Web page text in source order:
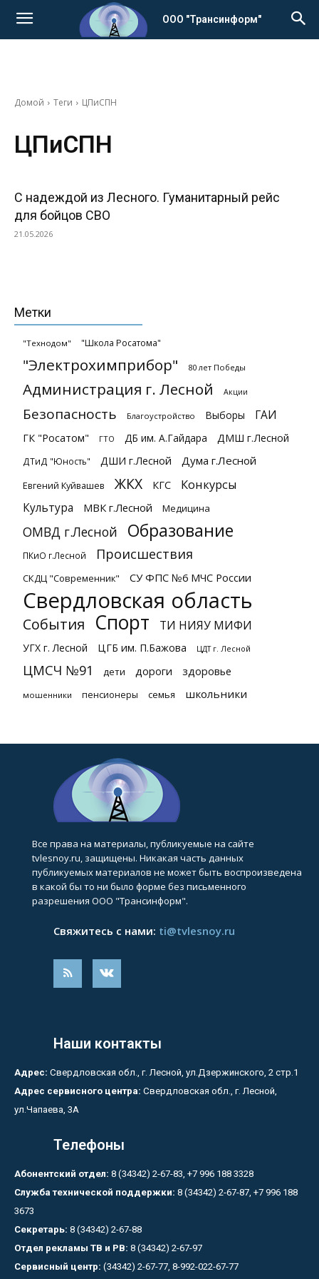
ООО "Трансинформ"
Домой Теги ЦПиСПН
ЦПиСПН
С надеждой из Лесного. Гуманитарный рейс
для бойцов СВО
21.05.2026
Метки
"Технодом" "Школа Росатома"
"Электрохимприбор" 80 лет Победы
Администрация г. Лесной Акции
Безопасность Благоустройство Выборы ГАИ
ГК "Росатом" ГТО ДБ им. А.Гайдара ДМШ г.Лесной
ДТиД "Юность" ДШИ г.Лесной Дума г.Лесной
Евгений Куйвашев ЖКХ КГС Конкурсы
Культура МВК г.Лесной Медицина
ОМВД г.Лесной Образование
ПКиО г.Лесной Происшествия
СКДЦ "Современник" СУ ФПС №6 МЧС России
Свердловская область
События Спорт ТИ НИЯУ МИФИ
УГХ г. Лесной ЦГБ им. П.Бажова ЦДТ г. Лесной
ЦМСЧ №91 дети дороги здоровье
мошенники пенсионеры семья школьники
Все права на материалы, публикуемые на сайте
tvlesnoy.ru, защищены. Никакая часть данных
публикуемых материалов не может быть воспроизведена
в какой бы то ни было форме без письменного
разрешения ООО "Трансинформ".
Свяжитесь с нами: ti@tvlesnoy.ru
Наши контакты
Адрес: Свердловская обл., г. Лесной, ул.Дзержинского, 2 стр.1
Адрес сервисного центра: Свердловская обл., г. Лесной,
ул.Чапаева, 3А
Телефоны
Абонентский отдел: 8 (34342) 2-67-83, +7 996 188 3328
Служба технической поддержки: 8 (34342) 2-67-87, +7 996 188
3673
Секретарь: 8 (34342) 2-67-88
Отдел рекламы ТВ и РВ: 8 (34342) 2-67-97
Сервисный центр: (34342) 2-67-77, 8-992-022-67-77